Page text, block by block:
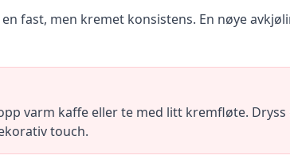
fast, men kremet konsistens. En nøye
varm kaffe eller te med litt kremfløte.
touch.